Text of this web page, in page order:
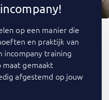
op een manier die
en praktijk van
incompany training
maat gemaakt
afgestemd op jouw